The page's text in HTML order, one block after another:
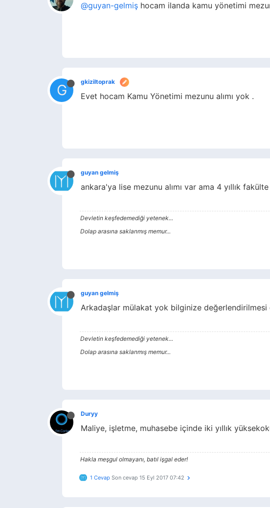
@guyan-gelmiş hocam ilanda kamu yönetimi
G gkiziltoprak
Evet hocam Kamu Yönetimi mezunu alımı yok .
guyan gelmiş
ankara'ya lise mezunu alımı var ama 4 yıllık
Devletin keşfedemediği yetenek...
Dolap arasına saklanmış memur...
guyan gelmiş
Arkadaşlar mülakat yok bilginize değerlendirilmesi
Devletin keşfedemediği yetenek...
Dolap arasına saklanmış memur...
Duryy
Maliye, işletme, muhasebe içinde iki yıllık
Hakla meşgul olmayanı, batıl işgal eder!
1 Cevap Son cevap 15 Eyl 2017 07:42